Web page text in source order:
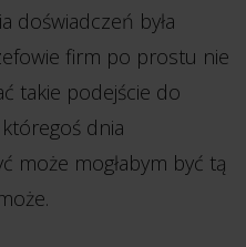
doświadczeń była
firm po prostu nie
takie podejście do
dnia
może mogłabym być tą